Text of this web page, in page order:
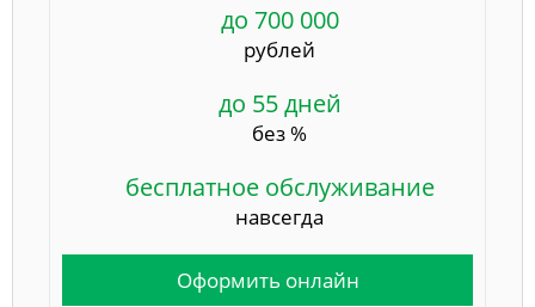
до 700 000
рублей
до 55 дней
без %
бесплатное обслуживание
навсегда
Оформить онлайн